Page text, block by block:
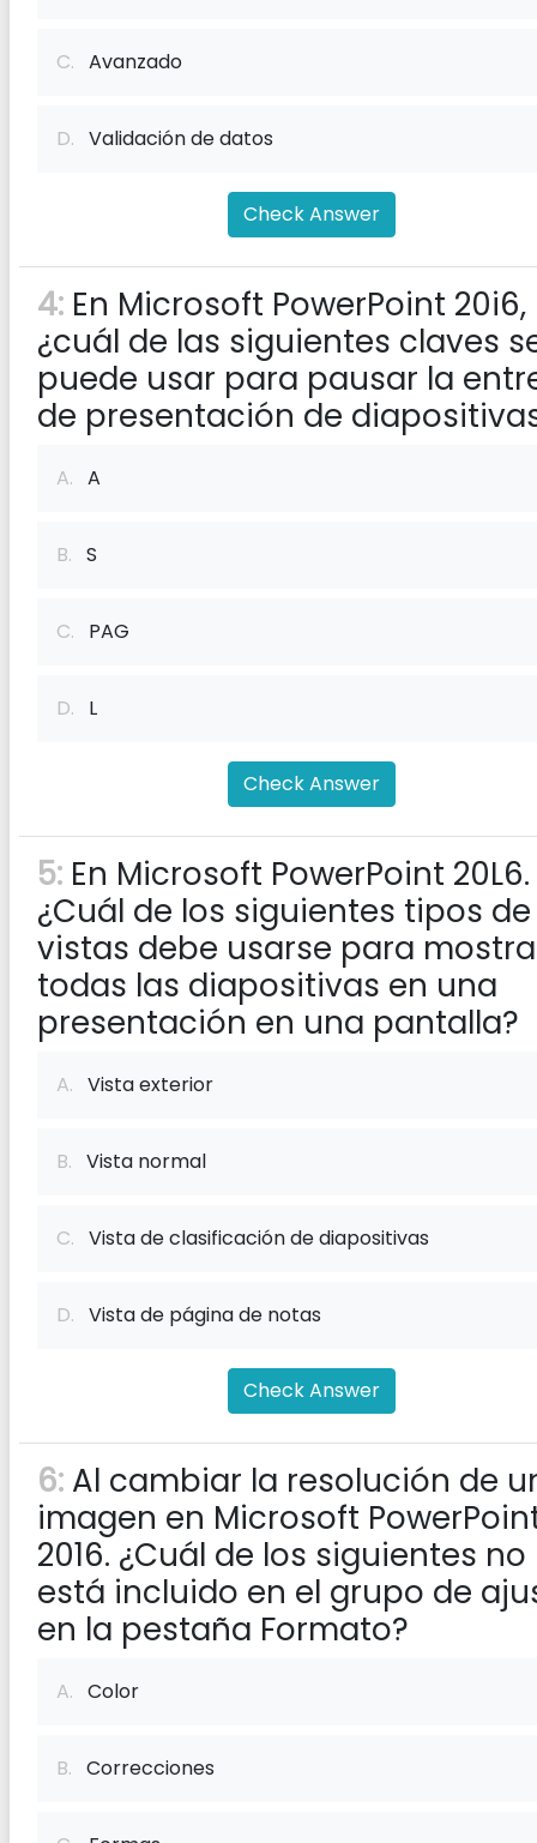
C. Avanzado
D. Validación de datos
Check Answer
4: En Microsoft PowerPoint 20i6,
¿cuál de las siguientes claves
puede usar para pausar la
de presentación de
A. A
B. S
C. PAG
D. L
Check Answer
5: En Microsoft PowerPoint 20L6.
¿Cuál de los siguientes tipos de
vistas debe usarse para
todas las diapositivas en una
presentación en una pantalla?
A. Vista exterior
B. Vista normal
C. Vista de clasificación de diapositivas
D. Vista de página de notas
Check Answer
6: Al cambiar la resolución de
imagen en Microsoft
2016. ¿Cuál de los siguientes no
está incluido en el grupo de
en la pestaña Formato?
A. Color
B. Correcciones